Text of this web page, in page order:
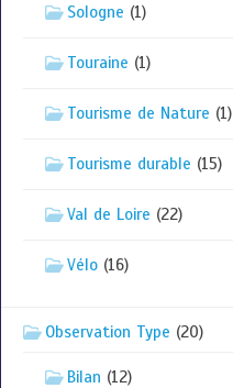
Sologne (1)
Touraine (1)
Tourisme de Nature (1)
Tourisme durable (15)
Val de Loire (22)
Vélo (16)
Observation Type (20)
Bilan (12)